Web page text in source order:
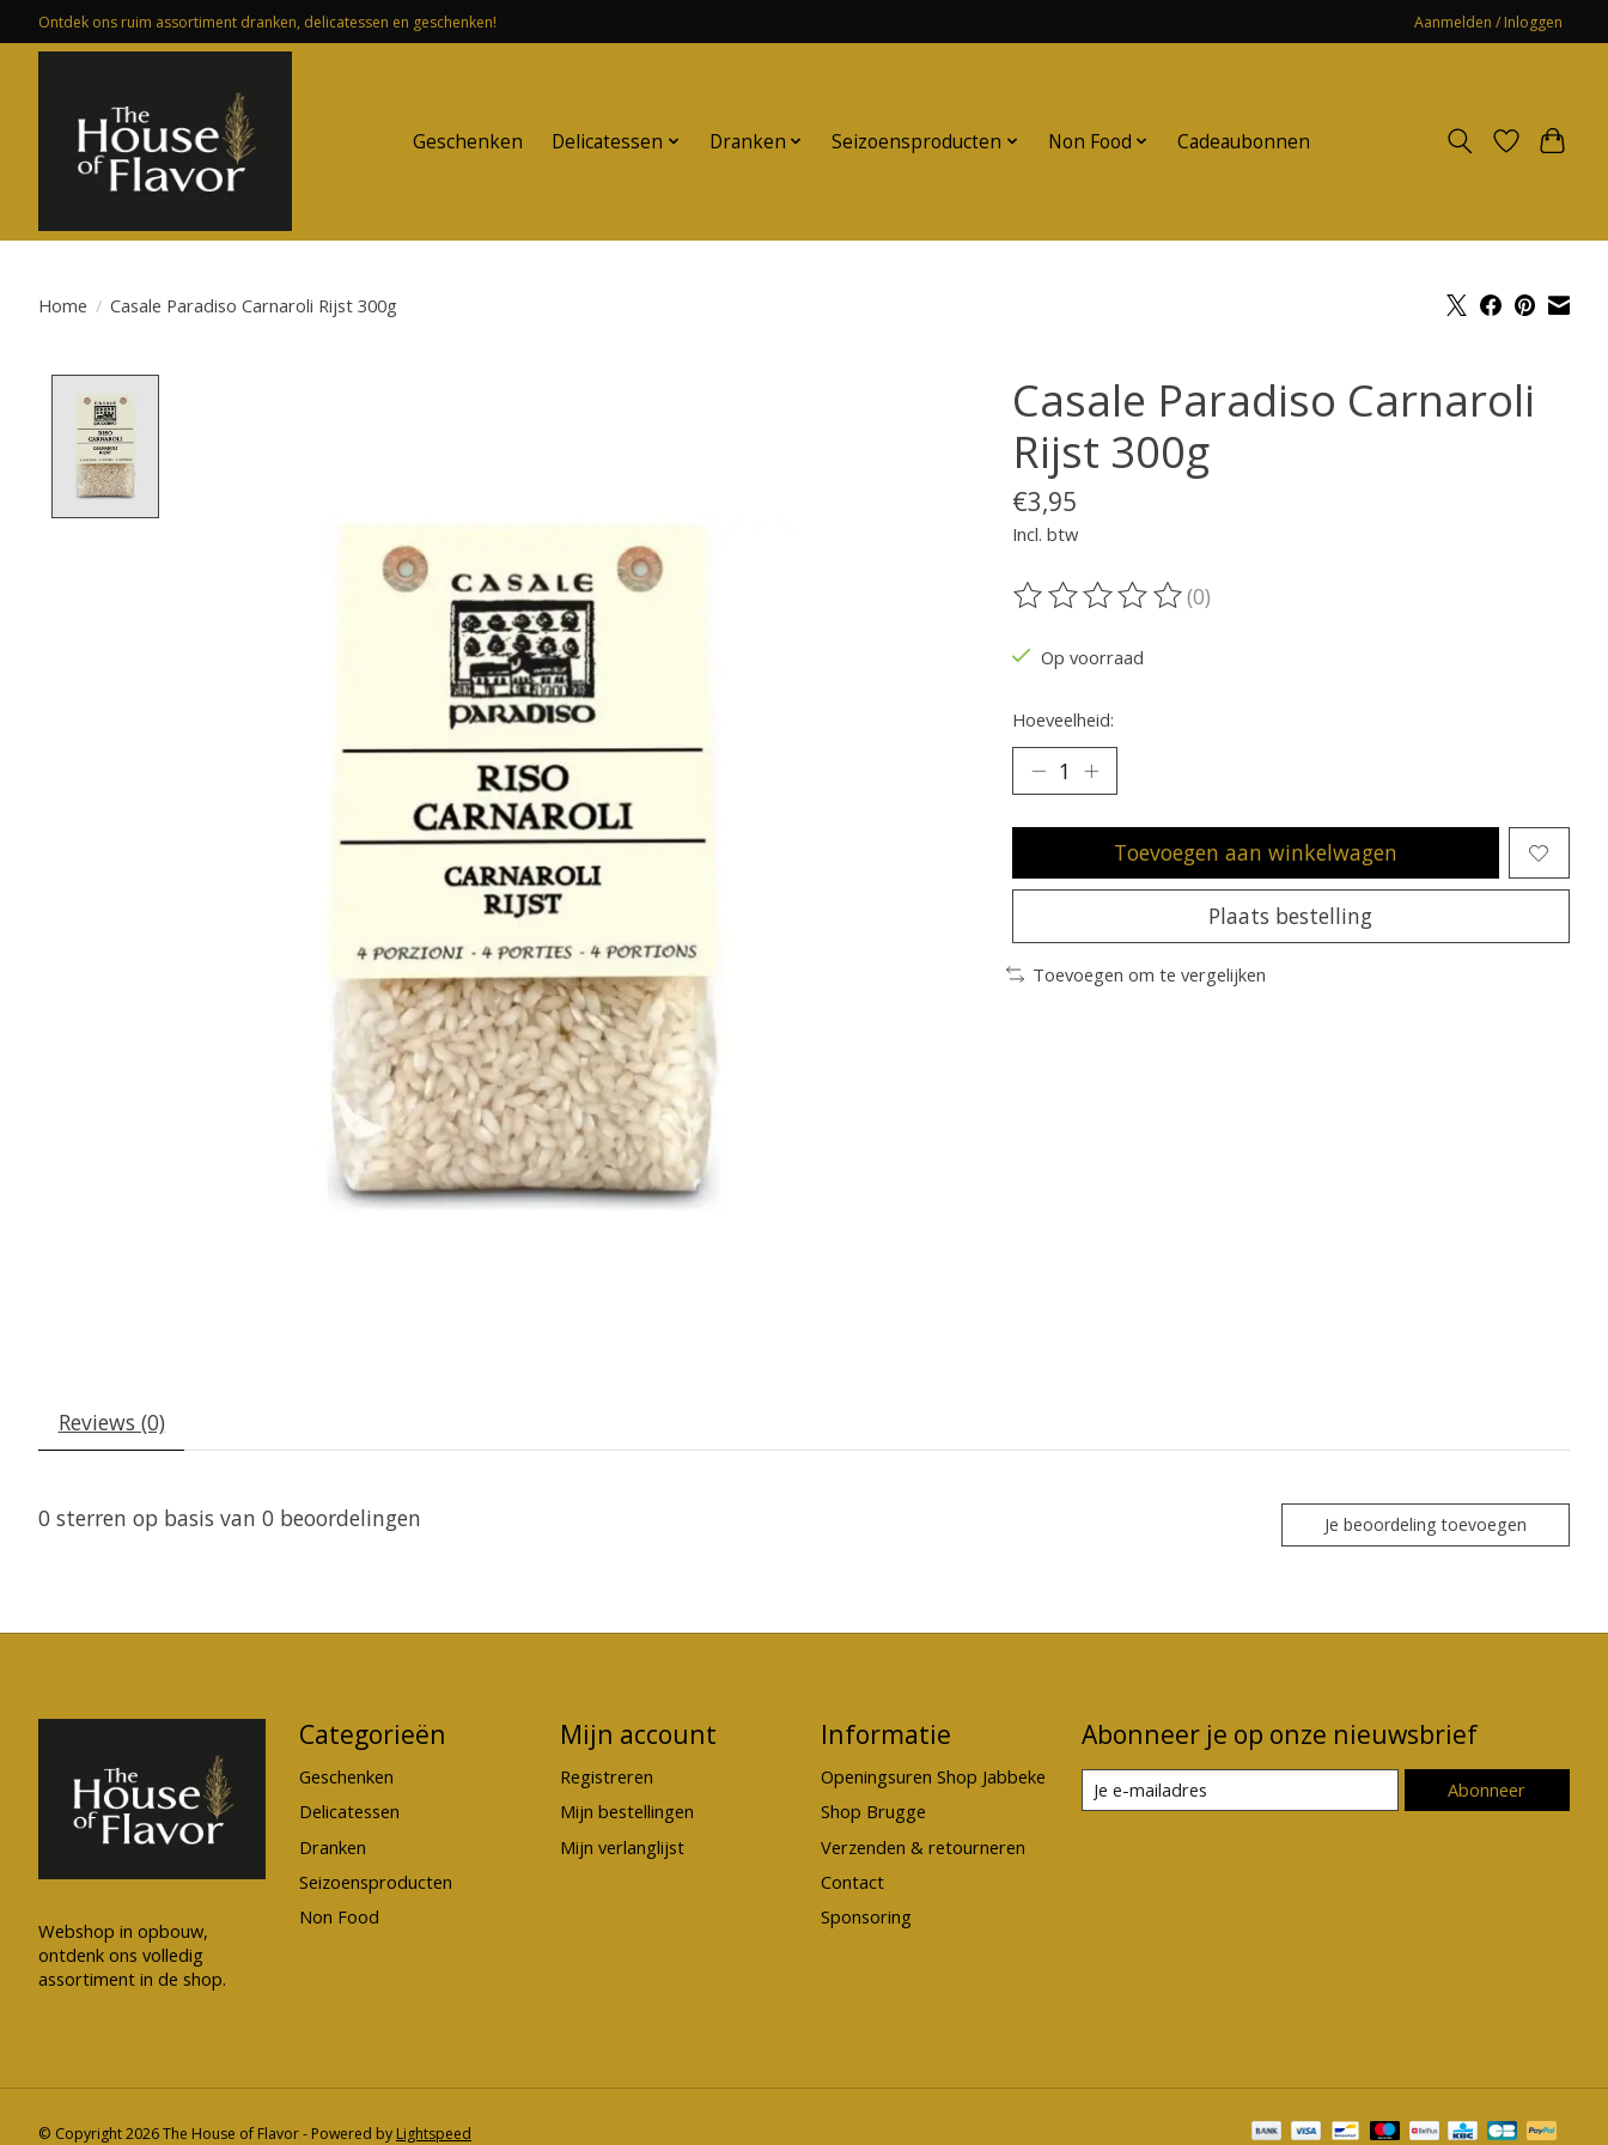
Ontdek ons ruim assortiment dranken, delicatessen en geschenken! Aanmelden / Inloggen
Geschenken Delicatessen Dranken Seizoensproducten Non Food Cadeaubonnen
Home / Casale Paradiso Carnaroli Rijst 300g
Casale Paradiso Carnaroli
Rijst 300g
€3,95
Incl. btw
De beoordeling van dit product is
(0)
Op voorraad
Hoeveelheid:
Toevoegen aan winkelwagen
Plaats bestelling
Toevoegen om te vergelijken
Reviews (0)
0 sterren op basis van 0 beoordelingen Je beoordeling toevoegen
Webshop in opbouw,
ontdenk ons volledig
assortiment in de shop.
Categorieën
Geschenken
Delicatessen
Dranken
Seizoensproducten
Non Food
Mijn account
Registreren
Mijn bestellingen
Mijn verlanglijst
Informatie
Openingsuren Shop Jabbeke
Shop Brugge
Verzenden & retourneren
Contact
Sponsoring
Abonneer je op onze nieuwsbrief
Abonneer
© Copyright 2026 The House of Flavor - Powered by Lightspeed